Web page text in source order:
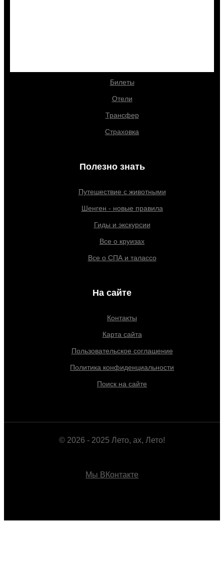
Билеты
Отели
Трансфер
Страховка
Полезно знать
Путешествие с животными
Шенген - новые правила
Гиды и экскурсии
Все о круизах
Все о СПА и талассо
На сайте
Контакты
Карта сайта
Пользовательское соглашение
Политика конфиденциальности
Поиск на сайте
© 2026 - 2025 Лето, ах, Лето!
Мы ВКонтакте